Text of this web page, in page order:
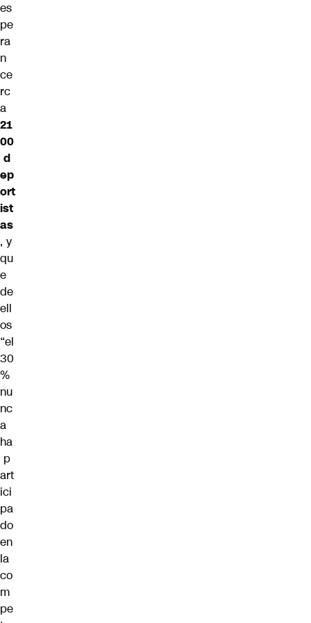
es
pe
ra
n
ce
rc
a
21
00
d
ep
ort
ist
as
, y
qu
e
de
ell
os
“el
30
%
nu
nc
a
ha
p
art
ici
pa
do
en
la
co
m
pe